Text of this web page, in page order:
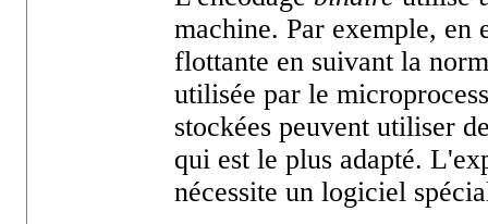
machine. Par exemple, en
flottante en suivant la
utilisée par le
stockées peuvent utiliser
qui est le plus adapté.
nécessite un logiciel